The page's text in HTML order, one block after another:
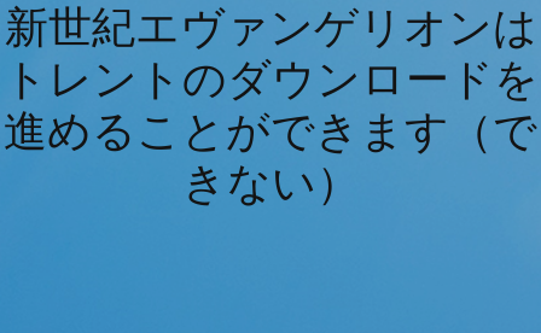
新世紀エヴァンゲリオンは
トレントのダウンロードを
進めることができます（で
きない）